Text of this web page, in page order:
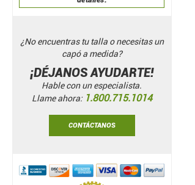
¿No encuentras tu talla o necesitas un
capó a medida?
¡DÉJANOS AYUDARTE!
Hable con un especialista.
Llame ahora: 1.800.715.1014
CONTÁCTANOS